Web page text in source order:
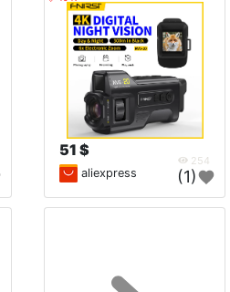
51 $
254
aliexpress (1)